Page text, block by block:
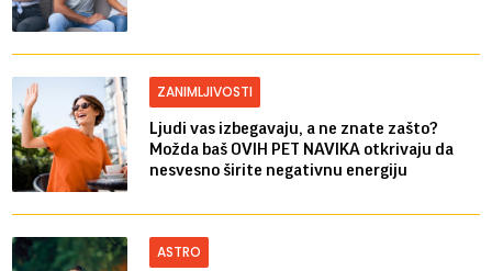
ZANIMLJIVOSTI
Ljudi vas izbegavaju, a ne znate zašto?
Možda baš OVIH PET NAVIKA otkrivaju da
nesvesno širite negativnu energiju
ASTRO